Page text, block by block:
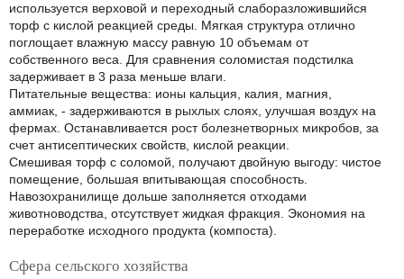
используется верховой и переходный слаборазложившийся
торф с кислой реакцией среды. Мягкая структура отлично
поглощает влажную массу равную 10 объемам от
собственного веса. Для сравнения соломистая подстилка
задерживает в 3 раза меньше влаги.
Питательные вещества: ионы кальция, калия, магния,
аммиак, - задерживаются в рыхлых слоях, улучшая воздух на
фермах. Останавливается рост болезнетворных микробов, за
счет антисептических свойств, кислой реакции.
Смешивая торф с соломой, получают двойную выгоду: чистое
помещение, большая впитывающая способность.
Навозохранилище дольше заполняется отходами
животноводства, отсутствует жидкая фракция. Экономия на
переработке исходного продукта (компоста).
Сфера сельского хозяйства